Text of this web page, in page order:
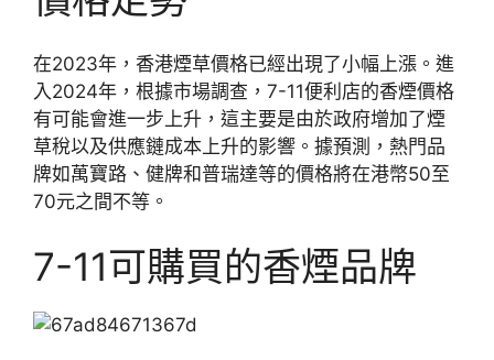
在2023年，香港煙草價格已經出現了小幅上漲。進
入2024年，根據市場調查，7-11便利店的香煙價格
有可能會進一步上升，這主要是由於政府增加了煙
草稅以及供應鏈成本上升的影響。據預測，熱門品
牌如萬寶路、健牌和普瑞達等的價格將在港幣50至
70元之間不等。
7-11可購買的香煙品牌